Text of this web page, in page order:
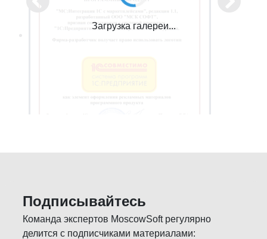
Загрузка галереи...
Подписывайтесь
Команда экспертов MoscowSoft регулярно
делится с подписчиками материалами: